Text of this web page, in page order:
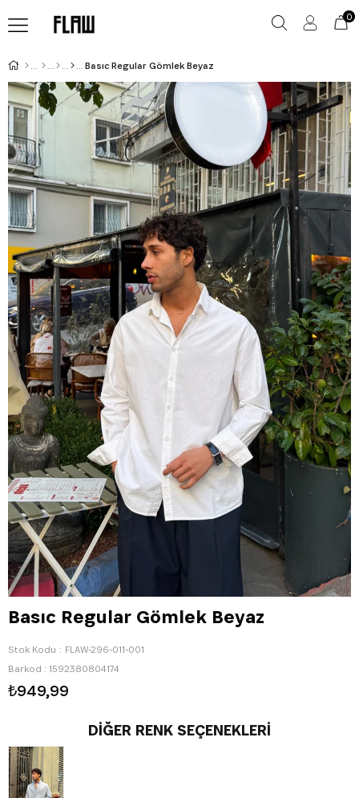
0
Basıc Regular Gömlek Beyaz
Basıc Regular Gömlek Beyaz
Stok Kodu
FLAW-296-011-001
Barkod : 1592380804174
₺949,99
DIĞER RENK SEÇENEKLERI